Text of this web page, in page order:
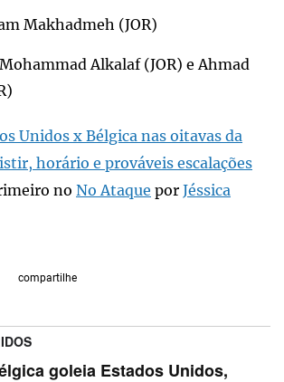
Makhadmeh (JOR)
Mohammad Alkalaf (JOR) e Ahmad
Unidos x Bélgica nas oitavas da
horário e prováveis escalações
no No Ataque por Jéssica
compartilhe